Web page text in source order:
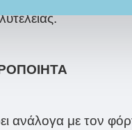
ανάλογα με τον